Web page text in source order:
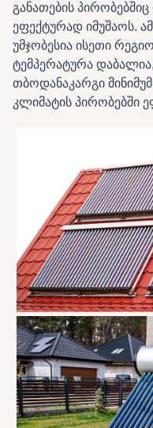
განათების
ეფექტურად იმუშაოს.
უმჯობესია ისეთი
ტემპერატურა
თბოდანაკარგი
კლიმატის პირობებში